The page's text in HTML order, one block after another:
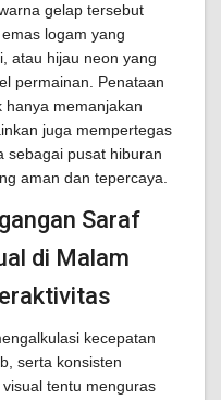
gelap tersebut
logam yang
atau hijau neon yang
permainan. Penataan
hanya memanjakan
juga mempertegas
sebagai pusat hiburan
aman dan tepercaya.
Saraf
di Malam
kecepatan
serta konsisten
tentu menguras